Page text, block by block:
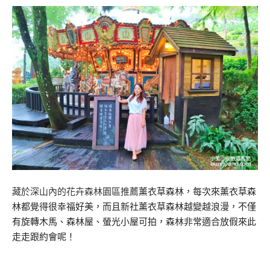
藏於深山內的花卉森林園區推薦薰衣草森林，每次來薰衣草森
林都覺得很幸福好美，而且新社薰衣草森林越變越浪漫，不僅
有旋轉木馬、森林屋、螢光小屋可拍，森林非常適合放假來此
走走跟約會呢！